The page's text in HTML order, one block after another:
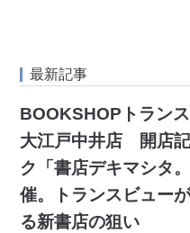
最新記事
BOOKSHOPトラン
大江戸中井店 開店
ク「書店デキマシタ
催。トランスビュー
る新書店の狙い